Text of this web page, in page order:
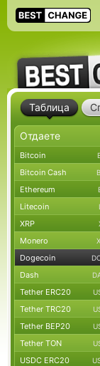
Таблица
Bitcoin
Bitcoin Cash
Ethereum
Litecoin
XRP
Monero
Dogecoin
Dash
Tether ERC20
Tether TRC20
Tether BEP20
Tether TON
USDC ERC20